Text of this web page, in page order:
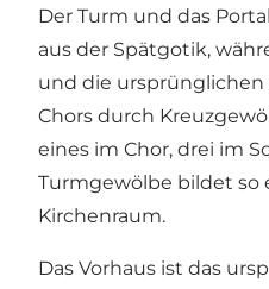
Der Turm und das
aus der Spätgotik,
und die
Chors durch
eines im Chor, drei im
Turmgewölbe bildet so
Kirchenraum.
Das Vorhaus ist das